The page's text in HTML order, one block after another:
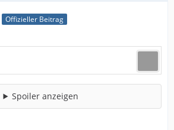
Offizieller Beitrag
Spoiler anzeigen